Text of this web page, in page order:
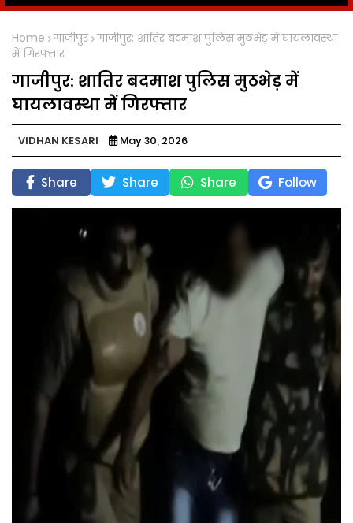
Home गाजीपुर गाजीपुर: शातिर बदमाश पुलिस मुठभेड़ में घायलावस्था
में गिरफ्तार
गाजीपुर: शातिर बदमाश पुलिस मुठभेड़ में
घायलावस्था में गिरफ्तार
VIDHAN KESARI May 30, 2026
Share Share Share Follow